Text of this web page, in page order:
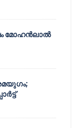
മോഹൻലാൽ